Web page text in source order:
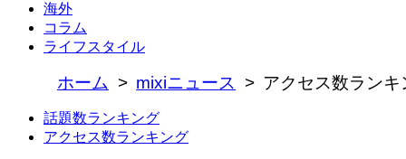
海外
コラム
ライフスタイル
ホーム mixiニュース アクセス数ランキ
話題数ランキング
アクセス数ランキング